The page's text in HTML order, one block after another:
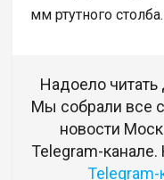
мм ртутного столба.
Надоело читать
Мы собрали все
новости
Telegram-
Telegram-